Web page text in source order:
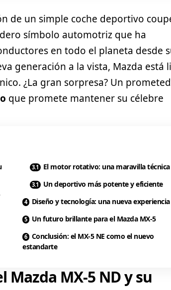
de un simple coche deportivo
símbolo automotriz que ha
en todo el planeta desde
generación a la vista, Mazda está
¿La gran sorpresa? Un
que promete mantener su célebre
El motor rotativo: una maravilla técnica
Un deportivo más potente y eficiente
Diseño y tecnología: una nueva experiencia
Un futuro brillante para el Mazda MX-5
Conclusión: el MX-5 NE como el nuevo
estandarte
MX-5 ND y su